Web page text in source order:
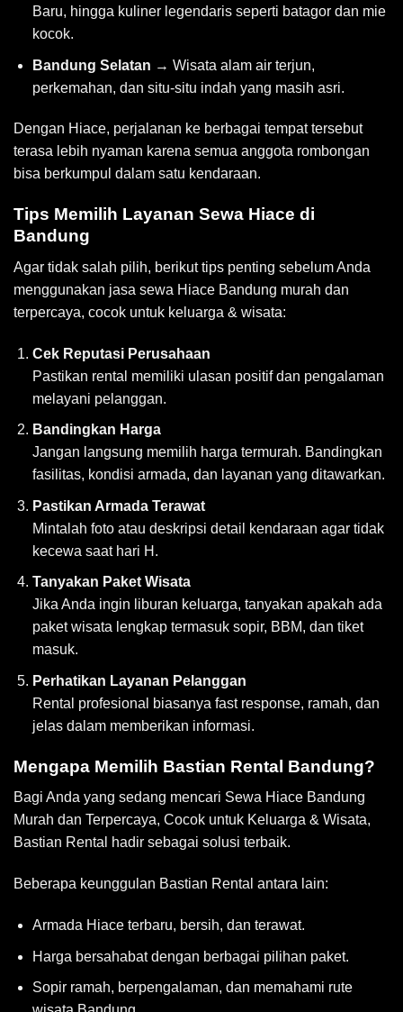
Baru, hingga kuliner legendaris seperti batagor dan mie
kocok.
Bandung Selatan → Wisata alam air terjun,
perkemahan, dan situ-situ indah yang masih asri.
Dengan Hiace, perjalanan ke berbagai tempat tersebut
terasa lebih nyaman karena semua anggota rombongan
bisa berkumpul dalam satu kendaraan.
Tips Memilih Layanan Sewa Hiace di
Bandung
Agar tidak salah pilih, berikut tips penting sebelum Anda
menggunakan jasa sewa Hiace Bandung murah dan
terpercaya, cocok untuk keluarga & wisata:
Cek Reputasi Perusahaan
Pastikan rental memiliki ulasan positif dan pengalaman
melayani pelanggan.
Bandingkan Harga
Jangan langsung memilih harga termurah. Bandingkan
fasilitas, kondisi armada, dan layanan yang ditawarkan.
Pastikan Armada Terawat
Mintalah foto atau deskripsi detail kendaraan agar tidak
kecewa saat hari H.
Tanyakan Paket Wisata
Jika Anda ingin liburan keluarga, tanyakan apakah ada
paket wisata lengkap termasuk sopir, BBM, dan tiket
masuk.
Perhatikan Layanan Pelanggan
Rental profesional biasanya fast response, ramah, dan
jelas dalam memberikan informasi.
Mengapa Memilih Bastian Rental Bandung?
Bagi Anda yang sedang mencari Sewa Hiace Bandung
Murah dan Terpercaya, Cocok untuk Keluarga & Wisata,
Bastian Rental hadir sebagai solusi terbaik.
Beberapa keunggulan Bastian Rental antara lain:
Armada Hiace terbaru, bersih, dan terawat.
Harga bersahabat dengan berbagai pilihan paket.
Sopir ramah, berpengalaman, dan memahami rute